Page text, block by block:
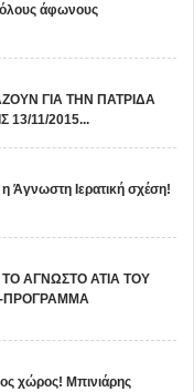
όλους άφωνους
ΓΙΑ ΤΗΝ ΠΑΤΡΙΔΑ
13/11/2015...
Ιερατική σχέση!
ΑΓΝΩΣΤΟ ΑΤΙΑ ΤΟΥ
ΠΡΟΓΡΑΜΜΑ
χώρος! Μπινιάρης